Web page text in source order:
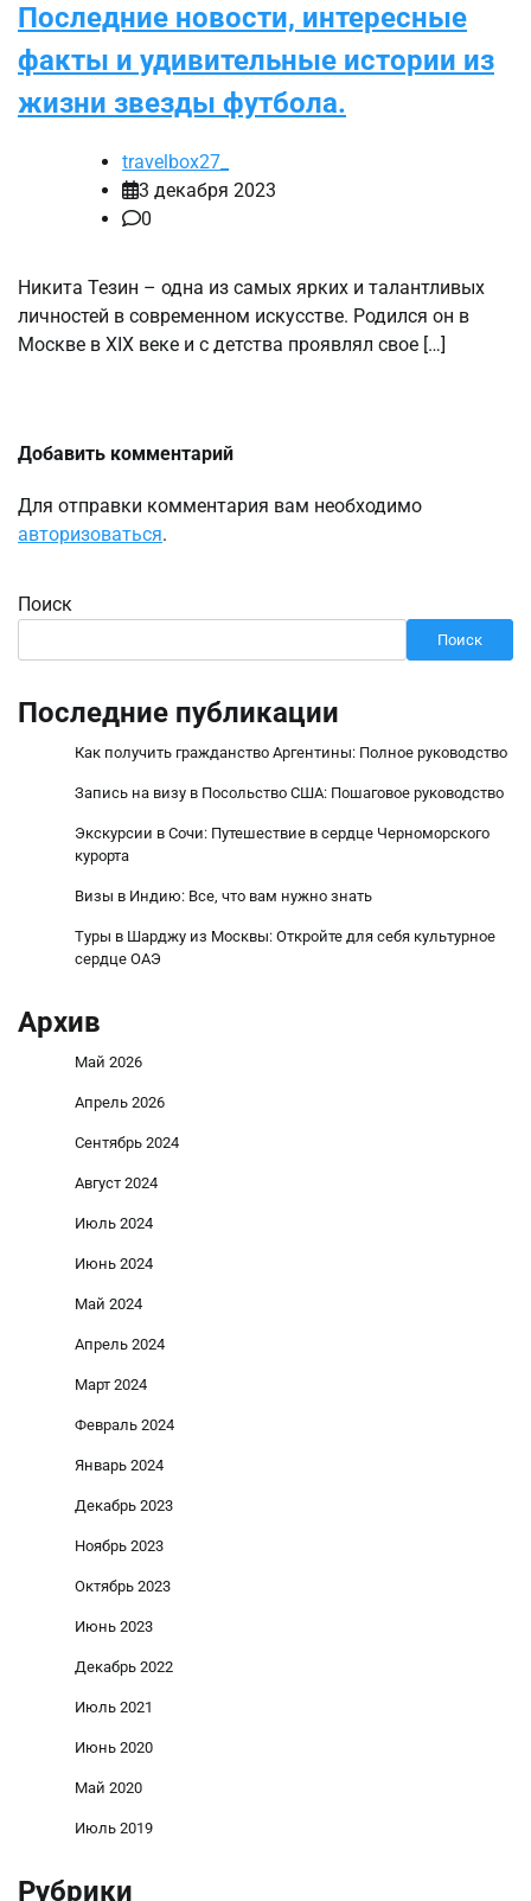
Последние новости, интересные
факты и удивительные истории из
жизни звезды футбола.
travelbox27_
3 декабря 2023
0
Никита Тезин – одна из самых ярких и талантливых
личностей в современном искусстве. Родился он в
Москве в XIX веке и с детства проявлял свое […]
Добавить комментарий
Для отправки комментария вам необходимо
авторизоваться.
Поиск
Поиск
Последние публикации
Как получить гражданство Аргентины: Полное руководство
Запись на визу в Посольство США: Пошаговое руководство
Экскурсии в Сочи: Путешествие в сердце Черноморского
курорта
Визы в Индию: Все, что вам нужно знать
Туры в Шарджу из Москвы: Откройте для себя культурное
сердце ОАЭ
Архив
Май 2026
Апрель 2026
Сентябрь 2024
Август 2024
Июль 2024
Июнь 2024
Май 2024
Апрель 2024
Март 2024
Февраль 2024
Январь 2024
Декабрь 2023
Ноябрь 2023
Октябрь 2023
Июнь 2023
Декабрь 2022
Июль 2021
Июнь 2020
Май 2020
Июль 2019
Рубрики